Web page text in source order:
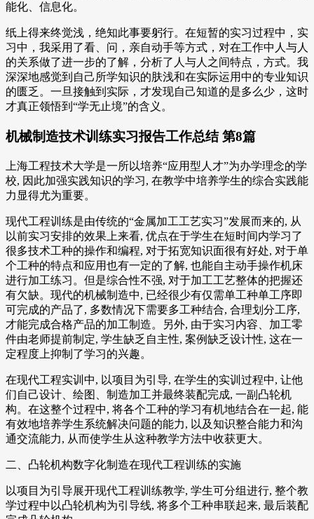
能化、信息化。
纸上得来终觉浅，绝知此事要躬行。在短暂的实习过程中，实
习中，我采用了看、问，亲自动手等方式，对在工作中人与人
的关系做了进一步的了解，分析了人与人之间特点，方式。我
深深地感觉到自己所学知识的肤浅和在实际运用中的专业知识
的匮乏。一旦接触到实际，才发现自己知道的是多么少，这时
才真正领悟到“学无止境”的含义。
机械制造技术训练实习报告工作总结 第8篇
上海工程技术大学是一所以培养“应用型人才”为办学理念的学
校, 因此加强实践知识的学习, 在教学中培养学生的综合实践能
力显得尤为重要。
现代工程训练是由传统的“金属加工工艺实习”发展而来的, 从
以前实习安排的效果上来看, 优点在于学生在短时间内学习了
很多技术工种的操作和编程, 对于拓宽知识面很有好处, 对于单
个工种的特点和应用也有一定的了解, 也能自主动手操作机床
进行加工练习。但是综合性不强, 对于加工工艺整体的把握还
有欠缺。现代的机械制造中, 已经很少有仅需单工种单工序即
可完成的产品了, 多数情况下需要多工种结合, 合理划分工序,
才能完成合格产品的加工制造。另外, 由于实习内容、加工零
件由老师提前制定, 学生缺乏自主性, 案例缺乏设计性, 这在一
定程度上抑制了学习的兴趣。
在现代工程实训中, 以项目为引导, 在学生的实训过程中, 让他
们自己设计、绘图、制造加工并最终装配完成, 一副凸轮机
构。在这整个过程中, 将各个工种的学习有机地结合在一起, 能
有效地培养学生系统解决问题的能力, 以及知识整合能力和沟
通交流能力, 从而使学生从这种教学方法中收获更大。
二、凸轮机构数字化制造在现代工程训练的实施
以项目为引导展开现代工程训练教学, 学生可分组进行, 整个教
学过程中以凸轮机构为引导线, 将多个工种串联起来, 最后装配